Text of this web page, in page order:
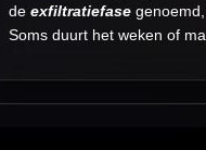
de exfiltratiefase
Soms duurt het weken of